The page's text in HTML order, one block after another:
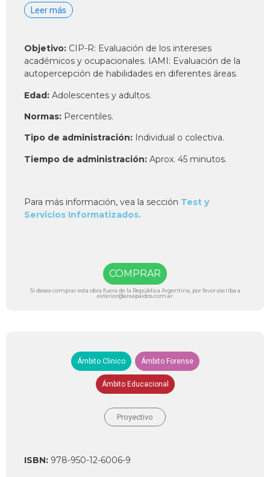
Leer más
Objetivo: CIP-R: Evaluación de los intereses
académicos y ocupacionales. IAMI: Evaluación de la
autopercepción de habilidades en diferentes áreas.
Edad: Adolescentes y adultos.
Normas: Percentiles.
Tipo de administración: Individual o colectiva.
Tiempo de administración: Aprox. 45 minutos.
Para más información, vea la sección Test y
Servicios Informatizados.
COMPRAR
Si desea comprar esta obra fuera de la República Argentina, por favor escriba a
exterior@areapaidos.com.ar
Ámbito Clinico Ámbito Forense
Ámbito Educacional
Proyectivo
ISBN: 978-950-12-6006-9